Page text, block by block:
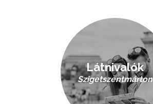
Látnivalók
Szigetszentmárton